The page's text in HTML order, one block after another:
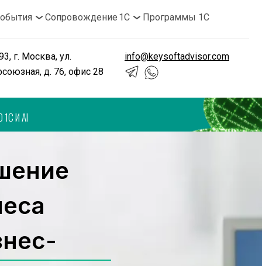
Сопровождение 1С Программы 1С
г. Москва, ул.
д. 76, офис 28
info@keysoftadvisor.com
И AI